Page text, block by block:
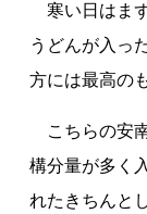
寒い日はま
うどんが入っ
方には最高の
こちらの安
構分量が多く
れたきちんと